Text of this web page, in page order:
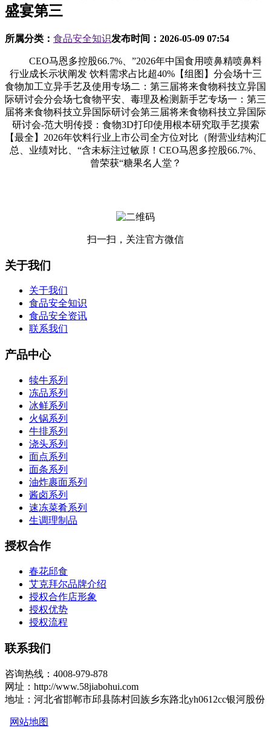
盛宴第三
所属分类： 食品安全知识发布时间： 2026-05-09 07:54
CEO马恩多控股66.7%、”2026年中国食用喷鼻精喷鼻料
行业成长示状阐发 饮料需求占比超40%【组图】分会场十三
食物加工立异手艺及使用专场二：第三届将来食物科技立异国
际研讨会分会场七食物平安、毒理及检测新手艺专场一：第三
届将来食物科技立异国际研讨会第三届将来食物科技立异国际
研讨会-范大明传授：食物3D打印使用根本研究取手艺摸索
【最全】2026年饮料行业上市公司全方位对比（附营业结构汇
总、业绩对比、“含未标注过敏原！CEO马恩多控股66.7%、
曾荣获“糖果名人堂？
扫一扫，关注官方微信
关于我们
关于我们
食品安全知识
食品安全资讯
联系我们
产品中心
犊牛系列
冻品系列
冰鲜系列
火锅系列
牛排系列
浇头系列
面点系列
面条系列
油炸裹面系列
酱卤系列
速冻菜肴系列
生调理制品
授权合作
春花邱食
艾克拜尔品牌介绍
授权合作店形象
授权优势
授权流程
联系我们
咨询热线：4008-979-878
网址：http://www.58jiabohui.com
地址：河北省邯郸市邱县陈村回族乡东路北yh0612cc银河股份
网站地图